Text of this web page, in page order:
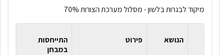
מיקוד לבגרות בלשון - מסלול מערכת הצורות 70%
הנושא פירוט
התייחסות
במבחן